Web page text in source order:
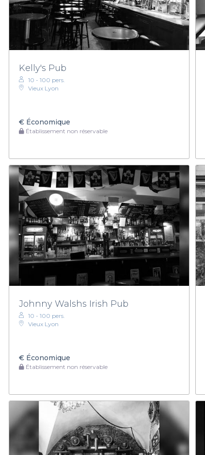
Kelly's Pub
10 - 100 pers.
Vieux Lyon
€ Économique
Établissement non réservable
Johnny Walshs Irish Pub
10 - 100 pers.
Vieux Lyon
€ Économique
Établissement non réservable